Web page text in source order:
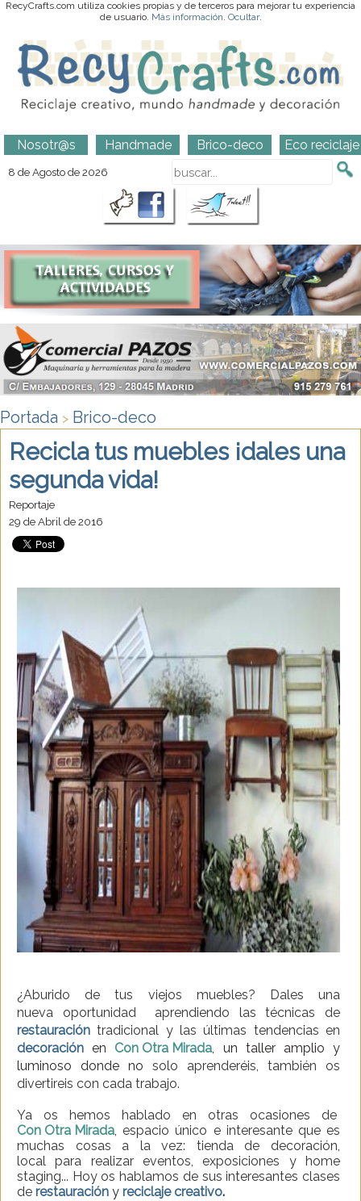
RecyCrafts.com utiliza cookies propias y de terceros para mejorar tu experiencia
de usuario. Más información. Ocultar.
Nosotr@s Handmade Brico-deco Eco reciclaje
8 de Agosto de 2026
Portada > Brico-deco
Recicla tus muebles ¡dales una
segunda vida!
Reportaje
29 de Abril de 2016
¿Aburido de tus viejos muebles? Dales una
nueva oportunidad aprendiendo las técnicas de
restauración tradicional y las últimas tendencias en
decoraciónen Con Otra Mirada,
un taller amplio y
luminoso donde no solo aprenderéis, también os
divertireis con cada trabajo.
Ya os hemos hablado en otras ocasiones de
Con Otra Mirada, espacio único e interesante que es
muchas cosas a la vez: tienda de decoración,
local para realizar eventos, exposiciones y home
staging... Hoy os hablamos de sus interesantes clases
de restauración y reciclaje creativo.